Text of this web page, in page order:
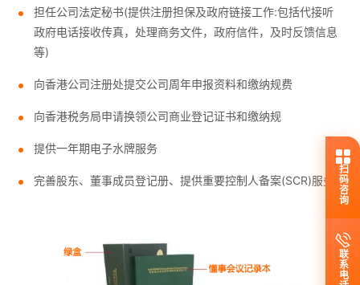
担任公司法定秘书(提供注册担保及政府链接工作:包括代接听
政府电话接收传真，处理商务文件，政府信件，及时反馈信息
等)
向香港公司注册处提交公司周年申报资料和缴纳规费
向香港税务局申请换领公司商业登记证书和缴纳规
提供一年期电子水牌服务
完善股东、董事成员登记册、提供重要控制人备案(SCR)服务 扫码咨询
联系电话